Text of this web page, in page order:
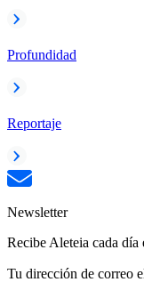
Profundidad
Reportaje
Newsletter
Recibe Aleteia cada
Tu dirección de correo